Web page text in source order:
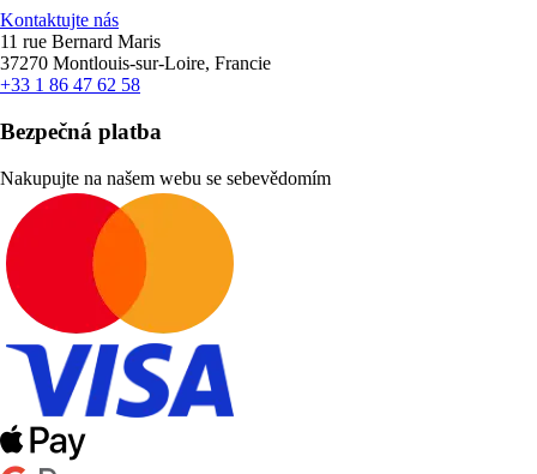
Kontaktujte nás
11 rue Bernard Maris
37270 Montlouis-sur-Loire, Francie
+33 1 86 47 62 58
Bezpečná platba
Nakupujte na našem webu se sebevědomím